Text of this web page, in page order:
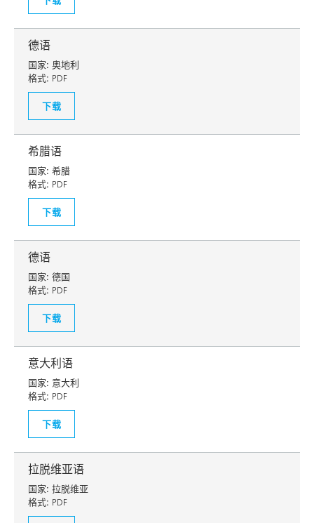
德语
国家: 奥地利
格式: PDF
下载
希腊语
国家: 希腊
格式: PDF
下载
德语
国家: 德国
格式: PDF
下载
意大利语
国家: 意大利
格式: PDF
下载
拉脱维亚语
国家: 拉脱维亚
格式: PDF